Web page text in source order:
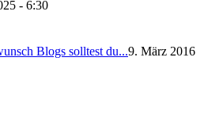
- 6:30
Blogs soll­test du...9. März 2016